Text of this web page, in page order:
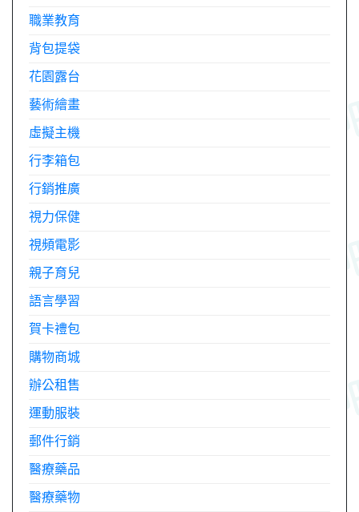
職業教育
背包提袋
花園露台
藝術繪畫
虛擬主機
行李箱包
行銷推廣
視力保健
視頻電影
親子育兒
語言學習
賀卡禮包
購物商城
辦公租售
運動服裝
郵件行銷
醫療藥品
醫療藥物